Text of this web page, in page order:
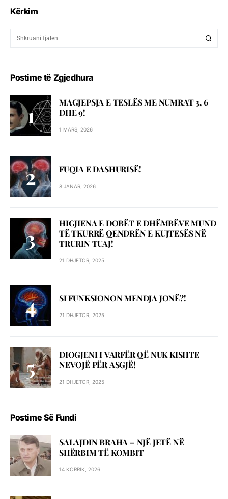
Kërkim
Postime të Zgjedhura
MAGJEPSJA E TESLËS ME NUMRAT 3, 6
DHE 9!
1 MARS, 2026
FUQIA E DASHURISË!
8 JANAR, 2026
HIGJIENA E DOBËT E DHËMBËVE MUND
TË TKURRË QENDRËN E KUJTESËS NË
TRURIN TUAJ!
21 DHJETOR, 2025
SI FUNKSIONON MENDJA JONË?!
21 DHJETOR, 2025
DIOGJENI I VARFËR QË NUK KISHTE
NEVOJË PËR ASGJË!
21 DHJETOR, 2025
Postime Së Fundi
SALAJDIN BRAHA – NJЁ JETЁ NЁ
SHЁRBIM TЁ KOMBIT
14 KORRIK, 2026